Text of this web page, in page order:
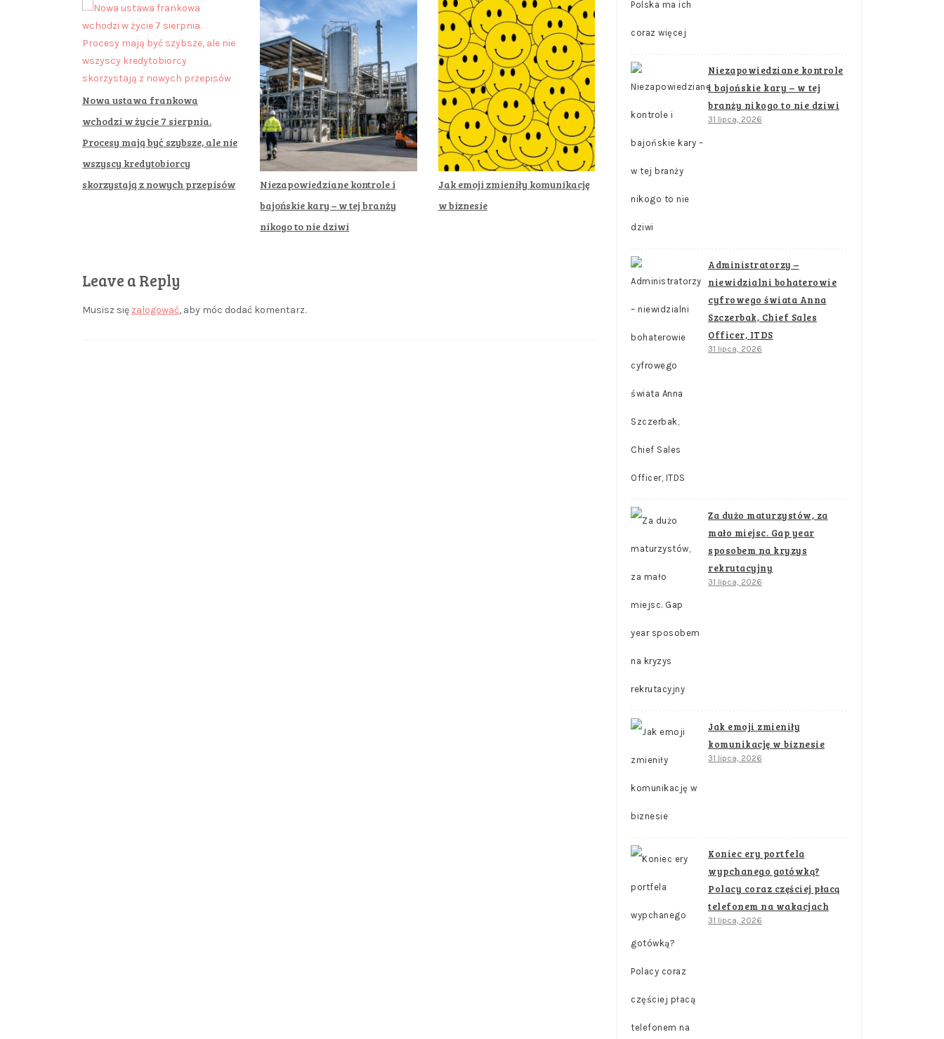
Nowa ustawa frankowa
wchodzi w życie 7 sierpnia.
Procesy mają być szybsze, ale nie
wszyscy kredytobiorcy
skorzystają z nowych przepisów
Niezapowiedziane kontrole i
bajońskie kary – w tej branży
nikogo to nie dziwi
Jak emoji zmieniły komunikację
w biznesie
Leave a Reply
Musisz się zalogować, aby móc dodać komentarz.
Niezapowiedziane kontrole
i bajońskie kary – w tej
branży nikogo to nie dziwi
31 lipca, 2026
Administratorzy –
niewidzialni bohaterowie
cyfrowego świata Anna
Szczerbak, Chief Sales
Officer, ITDS
31 lipca, 2026
Za dużo maturzystów, za
mało miejsc. Gap year
sposobem na kryzys
rekrutacyjny
31 lipca, 2026
Jak emoji zmieniły
komunikację w biznesie
31 lipca, 2026
Koniec ery portfela
wypchanego gotówką?
Polacy coraz częściej płacą
telefonem na wakacjach
31 lipca, 2026